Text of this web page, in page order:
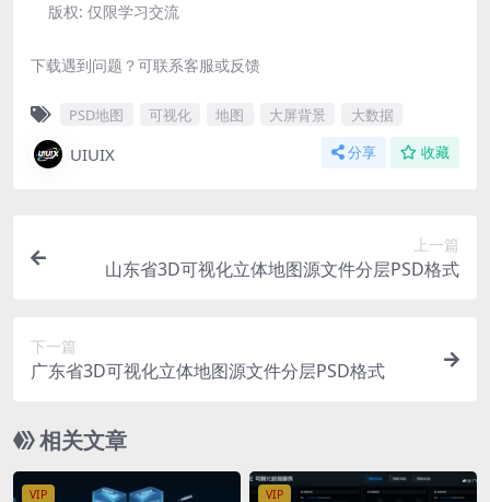
版权: 仅限学习交流
下载遇到问题？可联系客服或反馈
PSD地图 可视化 地图 大屏背景 大数据
UIUIX 分享 收藏
上一篇
山东省3D可视化立体地图源文件分层PSD格式
下一篇
广东省3D可视化立体地图源文件分层PSD格式
相关文章
VIP VIP